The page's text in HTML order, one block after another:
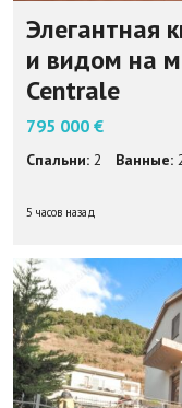
Элегантная
и видом на
Centrale
795 000 €
Спальни: 2 Ванные:
5 часов назад